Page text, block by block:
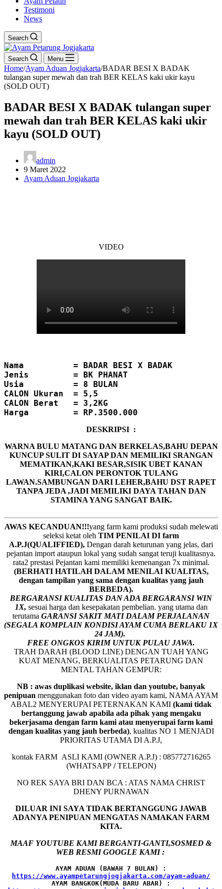
Testimoni
News
Search
Search Menu
Home/Ayam Aduan Jogjakarta/BADAR BESI X BADAK
tulangan super mewah dan trah BER KELAS kaki ukir kayu
(SOLD OUT)
BADAR BESI X BADAK tulangan super
mewah dan trah BER KELAS kaki ukir
kayu (SOLD OUT)
admin
9 Maret 2022
Ayam Aduan Jogjakarta
VIDEO
Nama          = BADAR BESI X BADAK
Jenis         = BK PHANAT
Usia          = 8 BULAN
CALON Ukuran  = 5,5
CALON Berat   = 3,2KG
DESKRIPSI :
WARNA BULU MATANG DAN BERKELAS,BAHU DEPAN
KUNCUP SULIT DI SAYAP DAN MEMILIKI SRANGAN
MEMATIKAN,KAKI BESAR,SISIK UBET KANAN
KIRI,CALON PERONTOK TULANG
LAWAN.SAMBUNGAN DARI LEHER,BAHU DST RAPET
TANPA JEDA ,JADI MEMILIKI DAYA TAHAN DAN
STAMINA YANG SANGAT BAIK.
AWAS KECANDUAN!!!yang farm kami produksi sudah melewati
seleksi ketat oleh TIM PENILAI DI farm
A.P.J(QUALIFFIED), Dengan darah keturunan yang jelas, dari
pejantan import ataupun lokal yang sudah sangat teruji kualitasnya.
rata2 prestasi Pejantan kami memiliki kemenangan 7x minimal.
(BERHATI HATILAH DALAM MENILAI KUALITAS,
dengan tampilan yang sama dengan kualitas yang jauh
BERBEDA).
BERGARANSI KUALITAS DAN ADA BERGARANSI WIN
1X, sesuai harga dan kesepakatan pembelian. yang utama dan
terutama GARANSI SAKIT MATI DALAM PERJALANAN
(SEGALA KOMPLAIN KONDISI AYAM CUMA BERLAKU 1X
24 JAM).
FREE ONGKOS KIRIM UNTUK PULAU JAWA.
TRAH DARAH (BLOOD LINE) DENGAN TUAH YANG
KUAT MENANG, BERKUALITAS PETARUNG DAN
MENTAL TAHAN GEMPUR:
NB : awas duplikasi website, iklan dan youtube, banyak
penipuan menggunakan foto dan video ayam kami, NAMA AYAM
ABAL2 MENYERUPAI PETERNAKAN KAMI (kami tidak
bertanggung jawab apabila ada pihak yang mengaku
bekerjasama dengan farm kami atau menyerupai farm kami
dengan kualitas yang jauh berbeda), kualitas NO 1 MENJADI
PRIORITAS UTAMA DI A.P.J,
kontak FARM ASLI KAMI (OWNER A.P.J) : 085772716265
(WHATSAPP /TELEPON)
NO REK SAYA BRI DAN BCA : ATAS NAMA CHRIST
DHENY PURNAWAN
DILUAR INI SAYA TIDAK BERTANGGUNG JAWAB
ADANYA PENIPUAN MENGATAS NAMAKAN FARM
KITA.
MAAF YOUTUBE KAMI BERGANTI-GANTI,SOSMED &
WEB RESMI GOOGLE KAMI :
AYAM ADUAN (BAWAH 7 BULAN) :
AYAM BANGKOK(MUDA BARU ABAR) :